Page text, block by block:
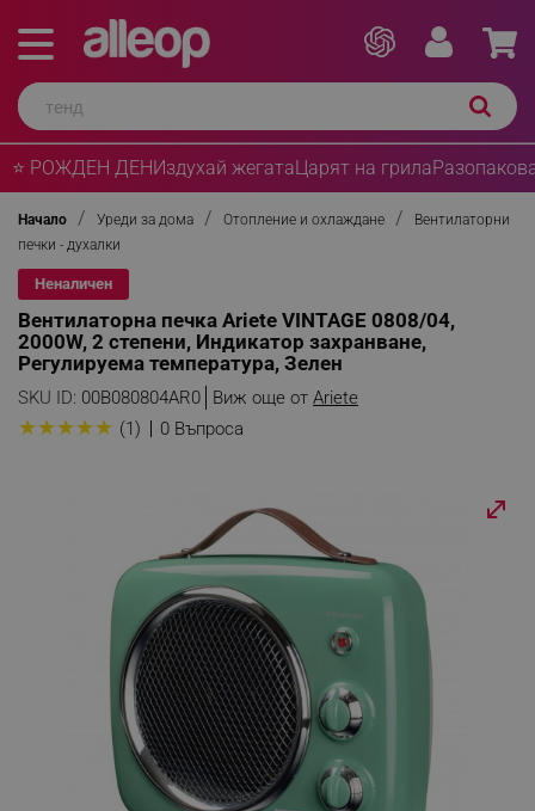
⭐ РОЖДЕН ДЕНИздухай жегатаЦарят на грила
Начало Уреди за дома Отопление и охлаждане
Вентилаторни
печки - духалки
Неналичен
Вентилаторна печка Ariete VINTAGE 0808/04,
2000W, 2 степени, Индикатор захранване,
Регулируема температура, Зелен
SKU ID: 00B080804AR0 Виж още от Ariete
★★★★★ (1) 0 Въпроса